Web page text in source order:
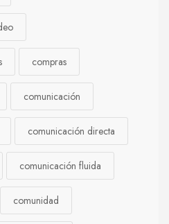
compras
comunicación
comunicación directa
comunicación fluida
comunidad